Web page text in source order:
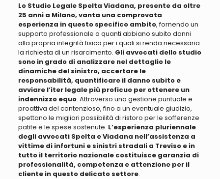
Lo Studio Legale Spelta Viadana, presente da oltre
25 anni a Milano, vanta una comprovata
esperienza in questo specifico ambito, fornendo un
supporto professionale a quanti abbiano subito danni
alla propria integrità fisica per i quali si renda necessaria
la richiesta di un risarcimento. Gli avvocati dello studio
sono in grado di analizzare nel dettaglio le
dinamiche del sinistro, accertare le
responsabilità, quantificare il danno subito e
avviare l’iter legale più proficuo per ottenere un
indennizzo equo. Attraverso una gestione puntuale e
proattiva del contenzioso, fino a un eventuale giudizio,
spettano le migliori possibilità di ristoro per le sofferenze
patite e le spese sostenute. L’esperienza pluriennale
degli avvocati Spelta e Viadana nell’assistenza a
vittime di infortuni e sinistri stradali a Treviso e in
tutto il territorio nazionale costituisce garanzia di
professionalità, competenza e attenzione per il
cliente in questo delicato settore.